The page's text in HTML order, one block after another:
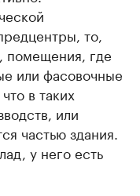
то,
помещения, где
или фасовочные
в таких
или
частью здания.
у него есть